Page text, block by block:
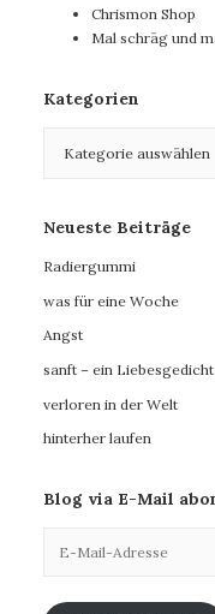
Chrismon Shop
Mal schräg und
Kategorien
Neueste Beiträge
Radiergummi
was für eine Woche
Angst
sanft – ein Liebesgedicht
verloren in der Welt
hinterher laufen
Blog via E-Mail
Mail-